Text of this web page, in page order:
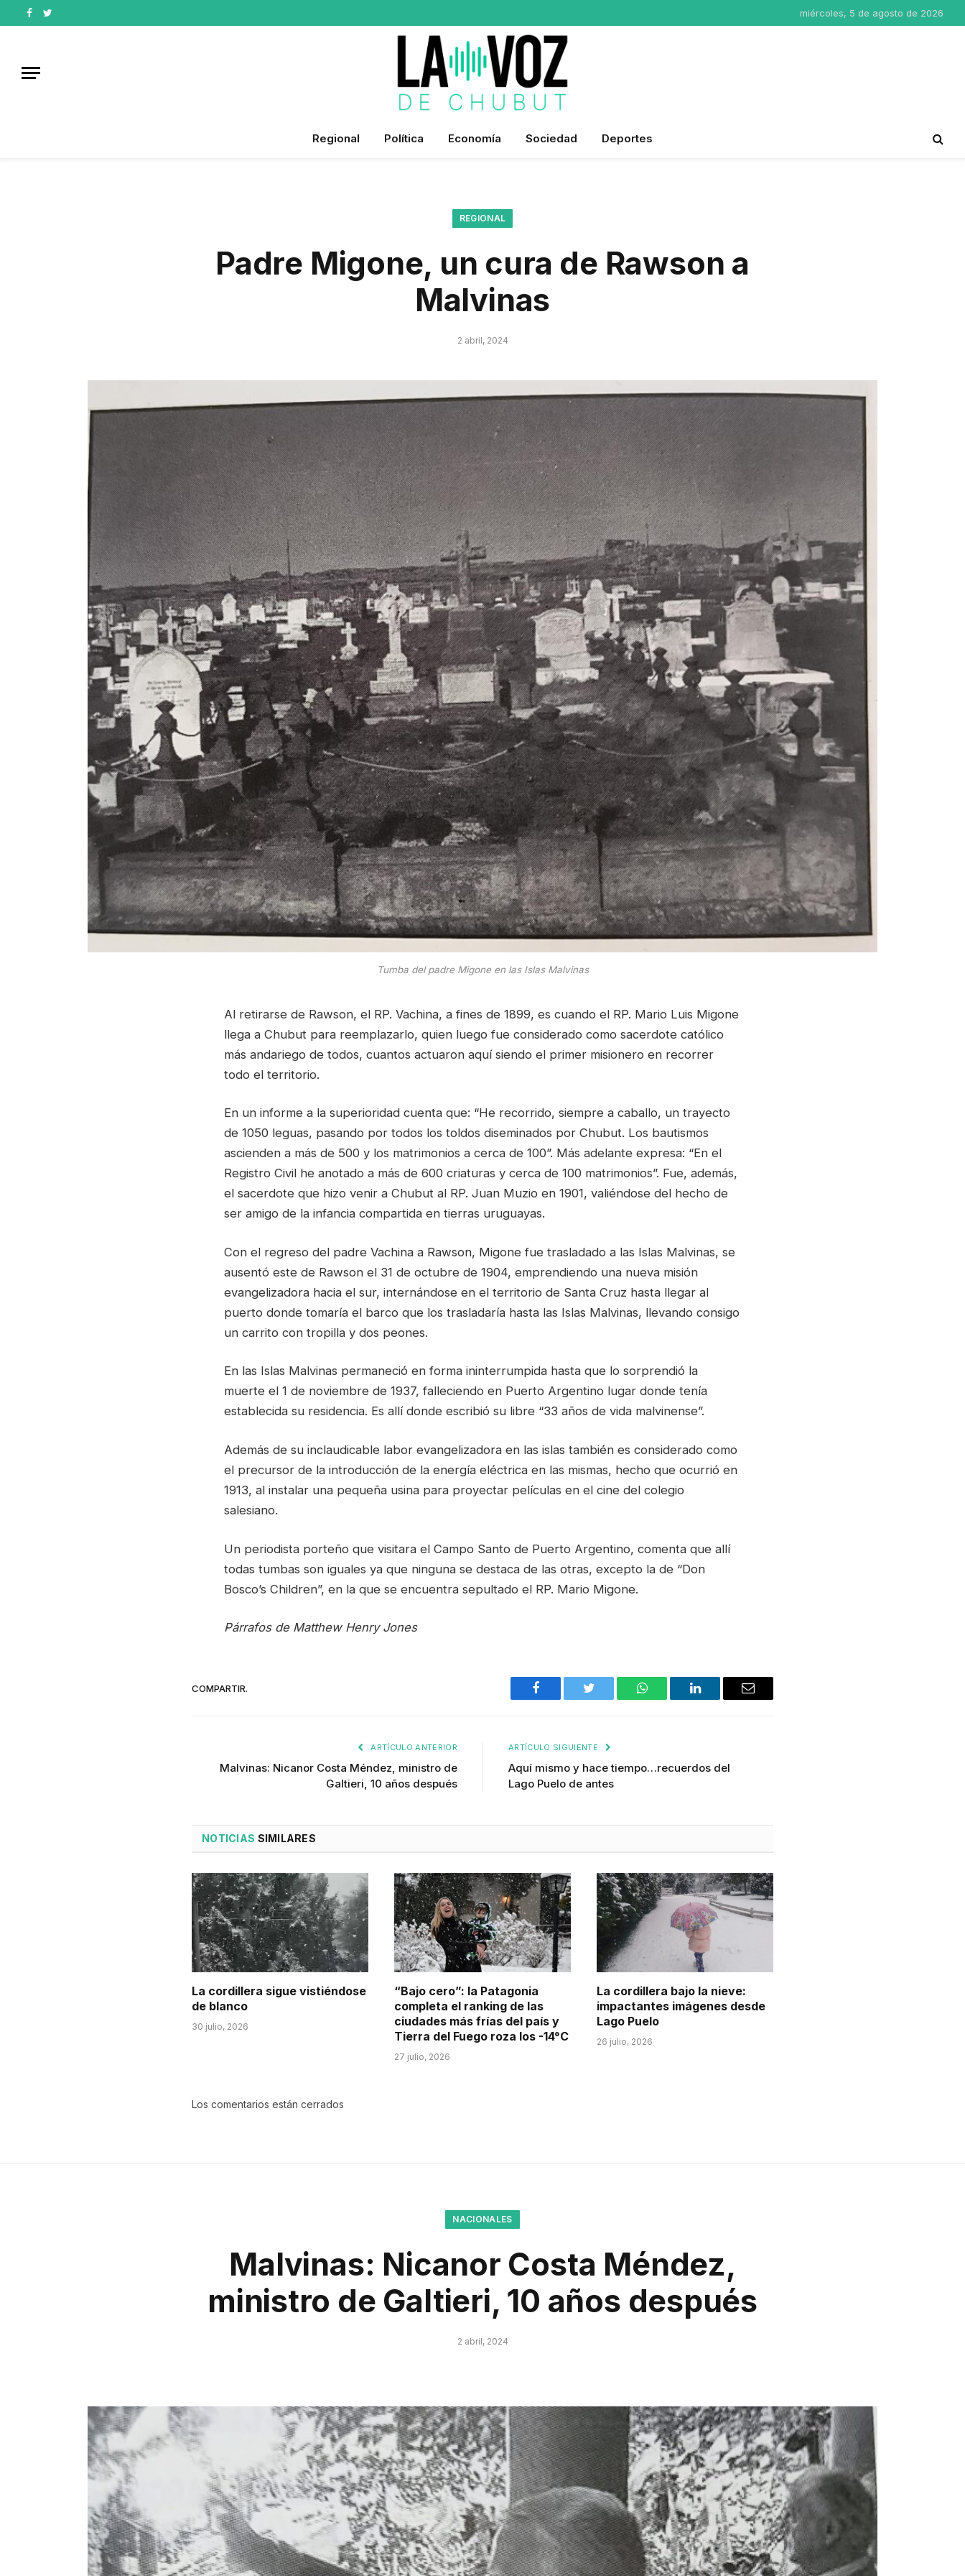
Facebook
Twitter
miércoles, 5 de agosto de 2026
Regional Política Economía Sociedad Deportes
REGIONAL
Padre Migone, un cura de Rawson a
Malvinas
2 abril, 2024
Tumba del padre Migone en las Islas Malvinas
Al retirarse de Rawson, el RP. Vachina, a fines de 1899, es cuando el RP. Mario Luis Migone
llega a Chubut para reemplazarlo, quien luego fue considerado como sacerdote católico
más andariego de todos, cuantos actuaron aquí siendo el primer misionero en recorrer
todo el territorio.
En un informe a la superioridad cuenta que: “He recorrido, siempre a caballo, un trayecto
de 1050 leguas, pasando por todos los toldos diseminados por Chubut. Los bautismos
ascienden a más de 500 y los matrimonios a cerca de 100”. Más adelante expresa: “En el
Registro Civil he anotado a más de 600 criaturas y cerca de 100 matrimonios”. Fue, además,
el sacerdote que hizo venir a Chubut al RP. Juan Muzio en 1901, valiéndose del hecho de
ser amigo de la infancia compartida en tierras uruguayas.
Con el regreso del padre Vachina a Rawson, Migone fue trasladado a las Islas Malvinas, se
ausentó este de Rawson el 31 de octubre de 1904, emprendiendo una nueva misión
evangelizadora hacia el sur, internándose en el territorio de Santa Cruz hasta llegar al
puerto donde tomaría el barco que los trasladaría hasta las Islas Malvinas, llevando consigo
un carrito con tropilla y dos peones.
En las Islas Malvinas permaneció en forma ininterrumpida hasta que lo sorprendió la
muerte el 1 de noviembre de 1937, falleciendo en Puerto Argentino lugar donde tenía
establecida su residencia. Es allí donde escribió su libre “33 años de vida malvinense”.
Además de su inclaudicable labor evangelizadora en las islas también es considerado como
el precursor de la introducción de la energía eléctrica en las mismas, hecho que ocurrió en
1913, al instalar una pequeña usina para proyectar películas en el cine del colegio
salesiano.
Un periodista porteño que visitara el Campo Santo de Puerto Argentino, comenta que allí
todas tumbas son iguales ya que ninguna se destaca de las otras, excepto la de “Don
Bosco’s Children”, en la que se encuentra sepultado el RP. Mario Migone.
Párrafos de Matthew Henry Jones
COMPARTIR.
Facebook Twitter WhatsAppLinkedIn Email
ARTÍCULO ANTERIOR
Malvinas: Nicanor Costa Méndez, ministro de
Galtieri, 10 años después
ARTÍCULO SIGUIENTE
Aquí mismo y hace tiempo…recuerdos del
Lago Puelo de antes
NOTICIAS SIMILARES
La cordillera sigue vistiéndose
de blanco
30 julio, 2026
“Bajo cero”: la Patagonia
completa el ranking de las
ciudades más frías del país y
Tierra del Fuego roza los -14°C
27 julio, 2026
La cordillera bajo la nieve:
impactantes imágenes desde
Lago Puelo
26 julio, 2026
Los comentarios están cerrados
NACIONALES
Malvinas: Nicanor Costa Méndez,
ministro de Galtieri, 10 años después
2 abril, 2024